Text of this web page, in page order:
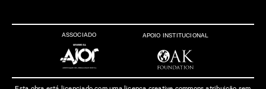
ASSOCIADO APOIO INSTITUCIONAL